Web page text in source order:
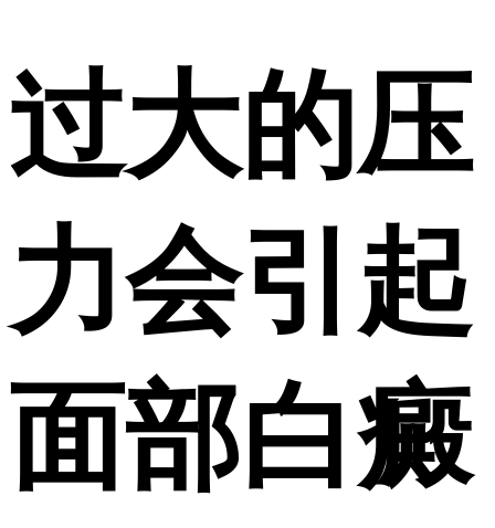
过大的压
力会引起
面部白癜